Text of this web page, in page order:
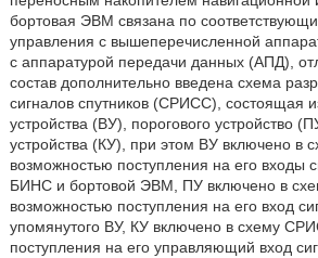
бортовая ЭВМ связана по
управления с вышеперечисленной
с аппаратурой передачи данных (АПД),
состав дополнительно введена схема
сигналов спутников (СРИСС), состоящая
устройства (ВУ), порогового устройство
устройства (КУ), при этом ВУ включено в
возможностью поступления на его входы
БИНС и бортовой ЭВМ, ПУ включено в
возможностью поступления на его вход
упомянутого ВУ, КУ включено в схему
поступления на его управляющий вход